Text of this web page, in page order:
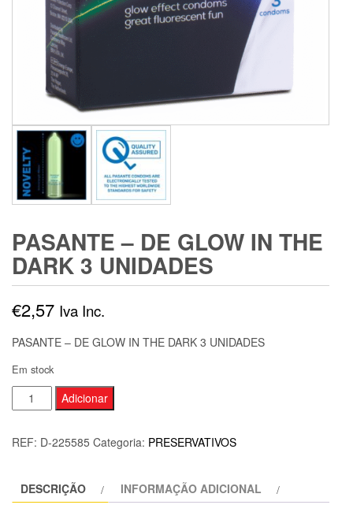
PASANTE – DE GLOW IN THE
DARK 3 UNIDADES
€2,57 Iva Inc.
PASANTE – DE GLOW IN THE DARK 3 UNIDADES
Em stock
Quantidade
de
GLOW
Adicionar
REF: D-225585 Categoria: PRESERVATIVOS
DESCRIÇÃO INFORMAÇÃO ADICIONAL